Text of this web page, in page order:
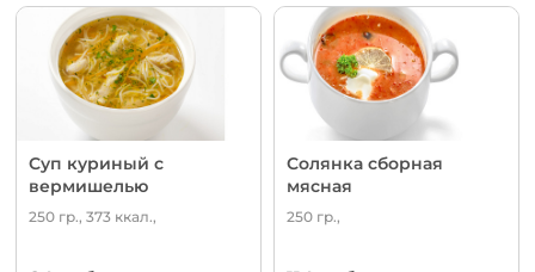
Суп куриный с
вермишелью
250 гр., 373 ккал.,
Солянка сборная
мясная
250 гр.,